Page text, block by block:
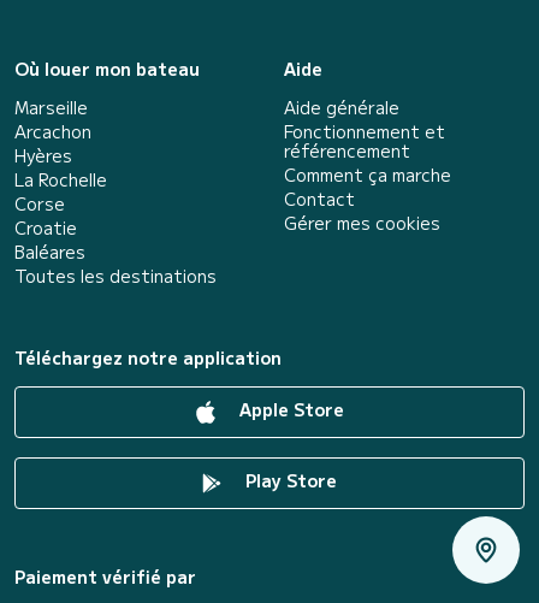
Où louer mon bateau
Marseille
Arcachon
Hyères
La Rochelle
Corse
Croatie
Baléares
Toutes les destinations
Aide
Aide générale
Fonctionnement et
référencement
Comment ça marche
Contact
Gérer mes cookies
Téléchargez notre application
Apple Store
Play Store
Paiement vérifié par